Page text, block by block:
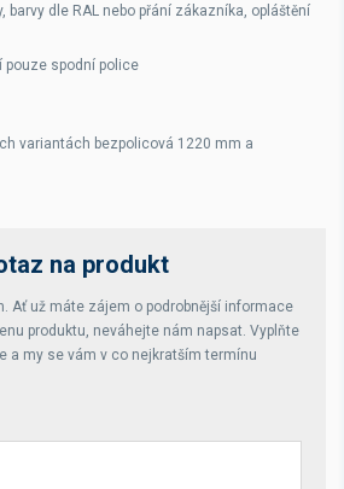
barvy dle RAL nebo přání zákazníka, opláštění
spodní police
variantách bezpolicová 1220 mm a
na produkt
Ať už máte zájem o podrobnější informace
produktu, neváhejte nám napsat. Vyplňte
a my se vám v co nejkratším termínu